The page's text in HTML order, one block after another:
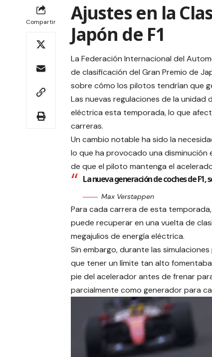
Compartir
Ajustes en la
Japón de F1
La Federación Internacional del
de clasificación del Gran Premio de
sobre cómo los pilotos tendrían que
Las nuevas regulaciones de la
eléctrica esta temporada, lo que
carreras.
Un cambio notable ha sido la
lo que ha provocado una disminución
de que el piloto mantenga el
La nueva generación de coches de F1,
Max Verstappen
Para cada carrera de esta
puede recuperar en una vuelta de
megajulios de energía eléctrica.
Sin embargo, durante las
que tener un límite tan alto
pie del acelerador antes de frenar
parcialmente como generador para